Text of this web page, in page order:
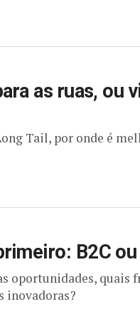
as ruas, ou
Tail, por onde é
B2C ou
oportunidades, quais
inovadoras?